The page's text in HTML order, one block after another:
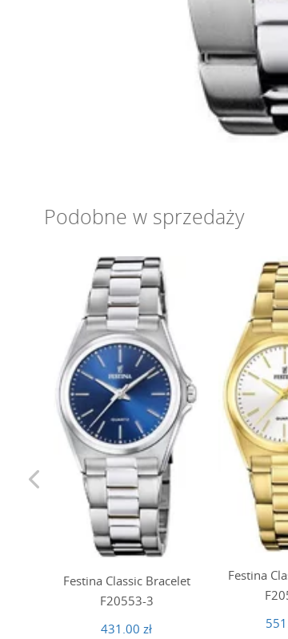
Podobne w sprzedaży
Festina Classic Bracelet
F20553-3
431.00 zł
Festina